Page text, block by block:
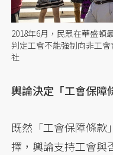
2018年6月，民眾在華盛頓
判定工會不能強制向非工
社
輿論決定「工會保障
既然「工會保障條款
擇，輿論支持工會與